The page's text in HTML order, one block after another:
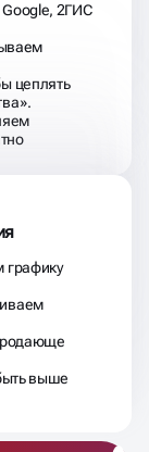
2ГИС
цеплять
графику
выше